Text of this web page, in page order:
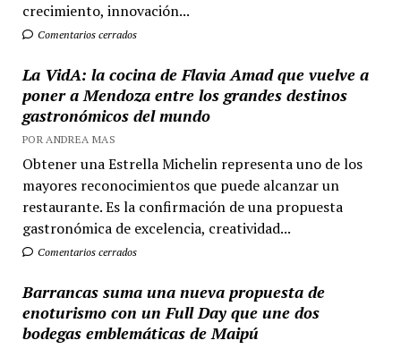
crecimiento, innovación...
Comentarios cerrados
La VidA: la cocina de Flavia Amad que vuelve a
poner a Mendoza entre los grandes destinos
gastronómicos del mundo
POR ANDREA MAS
Obtener una Estrella Michelin representa uno de los
mayores reconocimientos que puede alcanzar un
restaurante. Es la confirmación de una propuesta
gastronómica de excelencia, creatividad...
Comentarios cerrados
Barrancas suma una nueva propuesta de
enoturismo con un Full Day que une dos
bodegas emblemáticas de Maipú